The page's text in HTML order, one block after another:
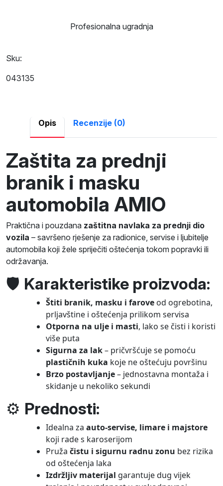
Profesionalna ugradnja
Sku:
043135
Opis Recenzije (0)
Zaštita za prednji
branik i masku
automobila AMIO
Praktična i pouzdana zaštitna navlaka za prednji dio
vozila – savršeno rješenje za radionice, servise i ljubitelje
automobila koji žele spriječiti oštećenja tokom popravki ili
održavanja.
🛡️ Karakteristike proizvoda:
Štiti branik, masku i farove od ogrebotina,
prljavštine i oštećenja prilikom servisa
Otporna na ulje i masti, lako se čisti i koristi
više puta
Sigurna za lak– pričvršćuje se pomoću
plastičnih kuka koje ne oštećuju površinu
Brzo postavljanje– jednostavna montaža i
skidanje u nekoliko sekundi
⚙️ Prednosti:
Idealna za auto-servise, limare i majstore
koji rade s karoserijom
Pruža čistu i sigurnu radnu zonu bez rizika
od oštećenja laka
Izdržljiv materijal garantuje dug vijek